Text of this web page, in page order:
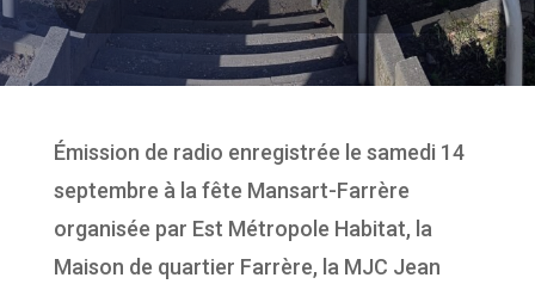
Émission de radio enregistrée le samedi 14
septembre à la fête Mansart-Farrère
organisée par Est Métropole Habitat, la
Maison de quartier Farrère, la MJC Jean